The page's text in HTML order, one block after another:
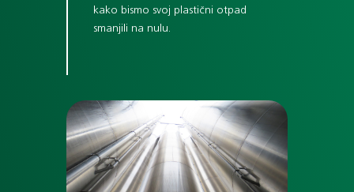
kako bismo svoj plastični otpad
smanjili na nulu.